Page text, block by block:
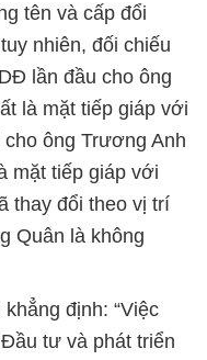
tên và cấp đổi
nhiên, đối chiếu
lần đầu cho ông
là mặt tiếp giáp với
ông Trương Anh
mặt tiếp giáp với
thay đổi theo vị trí
Quân là không
định: “Việc
tư và phát triển